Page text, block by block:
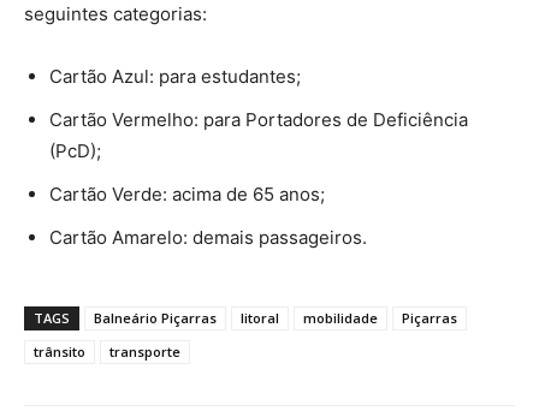
seguintes categorias:
Cartão Azul: para estudantes;
Cartão Vermelho: para Portadores de Deficiência
(PcD);
Cartão Verde: acima de 65 anos;
Cartão Amarelo: demais passageiros.
TAGS Balneário Piçarras litoral mobilidade
Piçarras
trânsito
transporte